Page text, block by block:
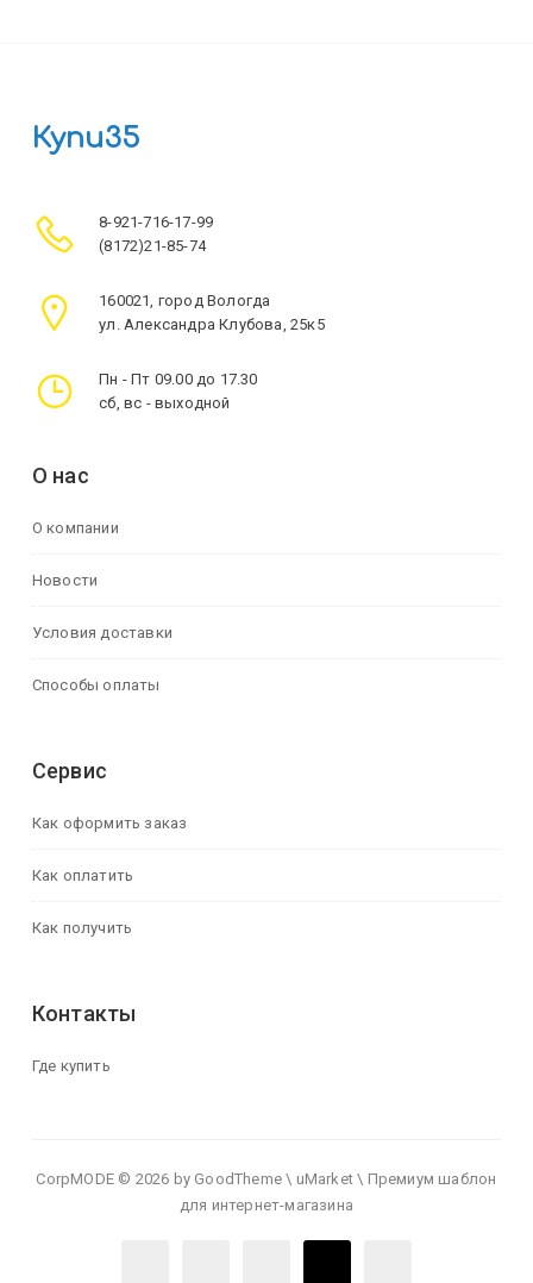
Купи35
8-921-716-17-99
(8172)21-85-74
160021, город Вологда
ул. Александра Клубова, 25к5
Пн - Пт 09.00 до 17.30
сб, вс - выходной
О нас
О компании
Новости
Условия доставки
Способы оплаты
Сервис
Как оформить заказ
Как оплатить
Как получить
Контакты
Где купить
CorpMODE © 2026 by GoodTheme \ uMarket \ Премиум шаблон
для интернет-магазина